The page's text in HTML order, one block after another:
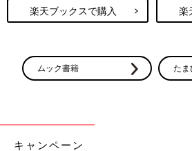
好きなことを楽しむのがストレスケア
学児もスマホ・タブレットを使う時間
ホ・タブレットの長時間使用は、目に
一緒に楽しみ、見ているものを介して親
を図るような使い方をするのがベストで
楽天ブックスで購入 楽
ムック書籍 たま
キャンペーン